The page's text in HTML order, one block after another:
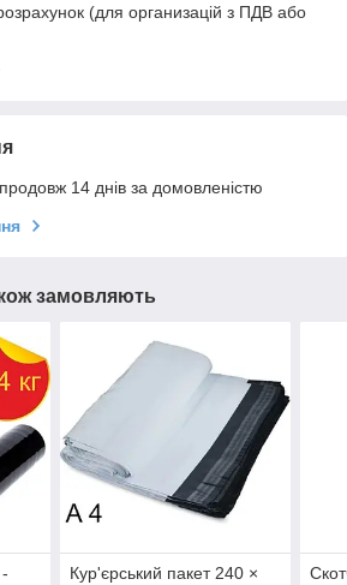
(для организацій з ПДВ або
14 днів за домовленістю
замовляють
Кур'єрський пакет 240 ×